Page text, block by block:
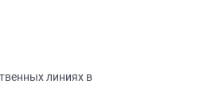
линиях в